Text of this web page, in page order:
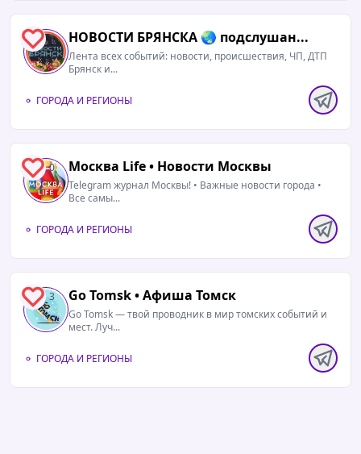
1 НОВОСТИ БРЯНСКА 🌏 подслушан...
Лента всех событий: новости, происшествия, ЧП, ДТП
Брянск и...
ГОРОДА И РЕГИОНЫ
0 Москва Life • Новости Москвы
Telegram журнал Москвы! • Важные новости города •
Все самы...
ГОРОДА И РЕГИОНЫ
3 Go Tomsk • Афиша Томск
Go Tomsk — твой проводник в мир томских событий и
мест. Луч...
ГОРОДА И РЕГИОНЫ